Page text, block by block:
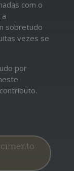
com o
sobretudo
vezes se
por